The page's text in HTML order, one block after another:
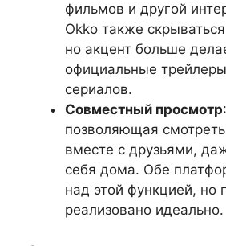
фильмов и другой
Okko также
но акцент больше
официальные
сериалов.
Совместный просмотр
позволяющая
вместе с друзьями,
себя дома. Обе
над этой функцией, но
реализовано идеально.